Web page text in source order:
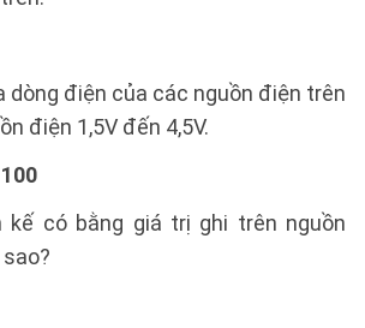
dòng điện của các nguồn điện trên
điện 1,5V đến 4,5V.
kế có bằng giá trị ghi trên nguồn